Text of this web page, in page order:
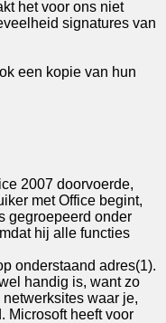
het voor ons niet
signatures van
een kopie van hun
2007 doorvoerde,
met Office begint,
gegroepeerd onder
hij alle functies
onderstaand adres(1).
handig is, want zo
waar je,
Microsoft heeft voor